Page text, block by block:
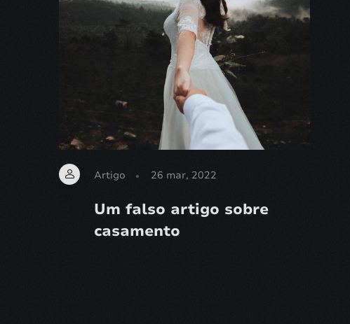
Artigo 26 mar, 2022
Um falso artigo sobre
casamento